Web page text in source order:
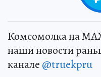
Комсомолка на
наши новости
канале @truekpru